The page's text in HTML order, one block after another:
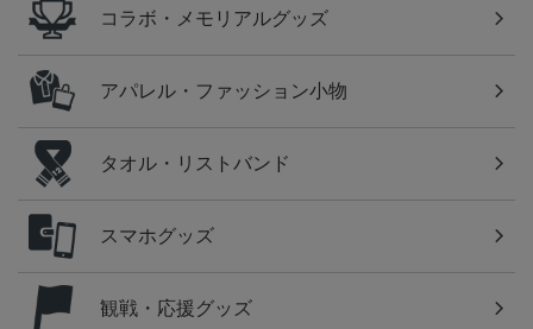
コラボ・メモリアルグッズ
アパレル・ファッション小物
タオル・リストバンド
スマホグッズ
観戦・応援グッズ